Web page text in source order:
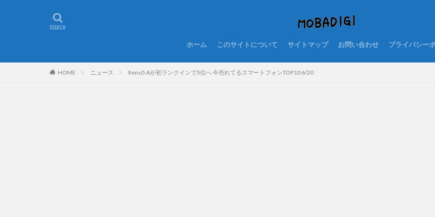
ホーム このサイトについて サイトマップ お問い合わせ プライバシー
HOME ニュース Reno5 Aが初ランクインで5位へ 今売れてるスマートフォンTOP10 6/20